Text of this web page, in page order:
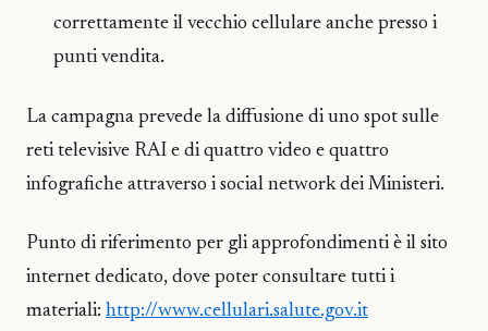
correttamente il vecchio cellulare anche presso i
punti vendita.
La campagna prevede la diffusione di uno spot sulle
reti televisive RAI e di quattro video e quattro
infografiche attraverso i social network dei Ministeri.
Punto di riferimento per gli approfondimenti è il sito
internet dedicato, dove poter consultare tutti i
materiali: http://www.cellulari.salute.gov.it